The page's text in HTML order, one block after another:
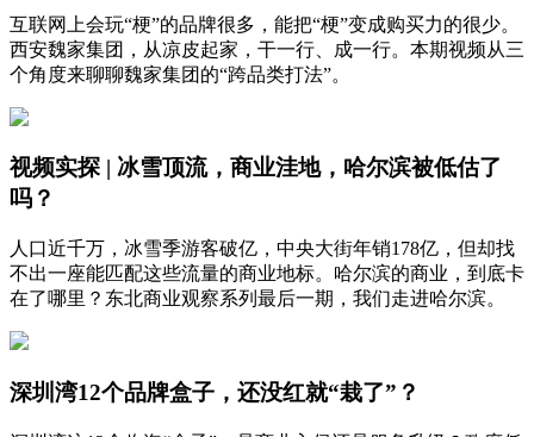
互联网上会玩“梗”的品牌很多，能把“梗”变成购买力的很少。
西安魏家集团，从凉皮起家，干一行、成一行。本期视频从三
个角度来聊聊魏家集团的“跨品类打法”。
视频实探 | 冰雪顶流，商业洼地，哈尔滨被低估了
吗？
人口近千万，冰雪季游客破亿，中央大街年销178亿，但却找
不出一座能匹配这些流量的商业地标。哈尔滨的商业，到底卡
在了哪里？东北商业观察系列最后一期，我们走进哈尔滨。
深圳湾12个品牌盒子，还没红就“栽了”？